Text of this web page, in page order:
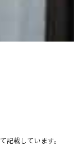
記載しています。